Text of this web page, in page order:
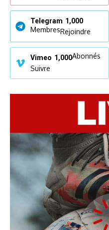
Telegram 1,000
MembresRejoindre
Vimeo 1,000Abonnés
Suivre